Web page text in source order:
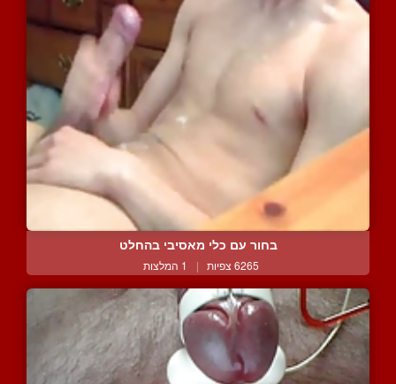
בחור עם כלי מאסיבי בהחלט
6265 צפיות | 1 המלצות